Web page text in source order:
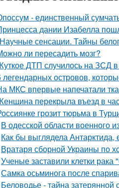
- единственный
дании Изабелла
сенсации. Тайны
ли пересадить мозг?
ДТП случилось на ЗСД в
легендарных островов,
МКС впервые напечатали
перекрыла въезд в
грозит тюрьма в
В одесской области военного
Как бы выглядела
Вратаря сборной Украины по
Ученые заставили клетки
Самка осьминога после
Беловодье - тайна затерянной